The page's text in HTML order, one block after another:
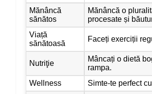
Mănâncă
sănătos
Mănâncă o
procesate și
Viață
sănătoasă
Faceți exerciții
Nutriţie
Mâncați o dietă
rampa.
Wellness
Simte-te perfect